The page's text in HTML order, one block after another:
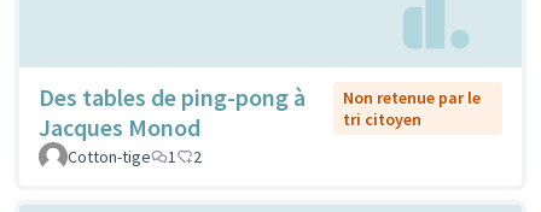
Des tables de ping-pong à
Jacques Monod
Non retenue par le
tri citoyen
Cotton-tige
1 2